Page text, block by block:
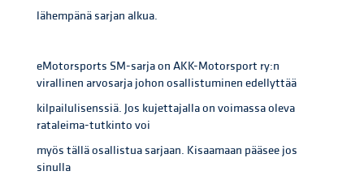
lähempänä sarjan alkua.
eMotorsports SM-sarja on AKK-Motorsport ry:n
virallinen arvosarja johon osallistuminen edellyttää
kilpailulisenssiä. Jos kujettajalla on voimassa oleva
rataleima-tutkinto voi
myös tällä osallistua sarjaan. Kisaamaan pääsee jos
sinulla